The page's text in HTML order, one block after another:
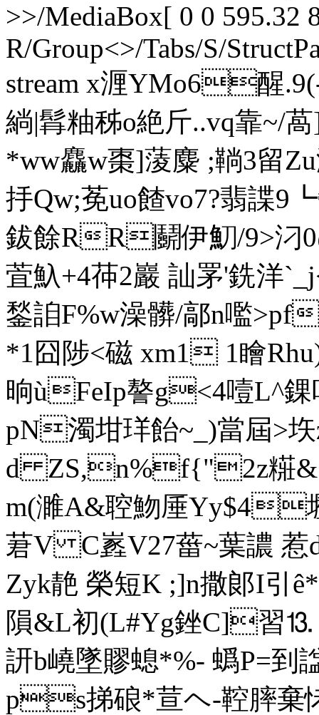
>>/MediaBox[ 0 0 595.32
R/Group<>/Tabs/S/
stream x湹YMo6醒. 9
緔|髥粙秭o絶斤..vq靠~/
*ww麤w棗]蔆麋 ;鞝3留Zu
抙Qw;莬uo餷vo7?翡諜
鈸餘RR鬬伊魛/9>
萓魞+4茽2巖 訕罞'銑
鍫詯F%w澡髒/鄗n嚂>pf
*1囧陟<磁 xm1 1瞺
晌ùFeIp謷g<4噎L^錁
pN濁坩珜飴~_) 當屆
d ZS,n%f{"2z糚&>
m(濉A&聜魩厜Yy$4
莙V C嶳V27葘~葉
Zyk靘 榮短K ;]n撒郞I引
隕&L初(L#Yg銼 C]
訮b嶢墜賿螅*%- 蟡P=到
ps挮硠*荁ヘ-鞚膟棄